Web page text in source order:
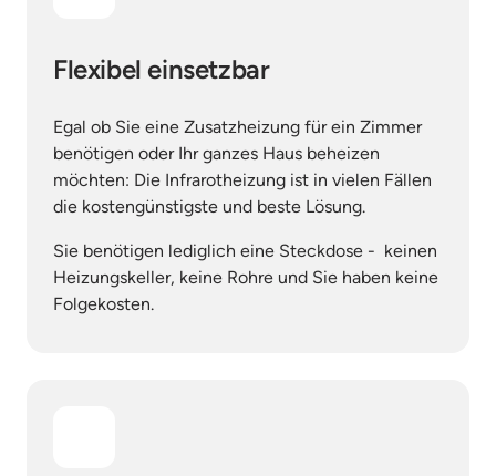
Flexibel einsetzbar
Egal ob Sie eine Zusatzheizung für ein Zimmer
benötigen oder Ihr ganzes Haus beheizen
möchten: Die Infrarotheizung ist in vielen Fällen
die kostengünstigste und beste Lösung.
Sie benötigen lediglich eine Steckdose -  keinen
Heizungskeller, keine Rohre und Sie haben keine
Folgekosten.